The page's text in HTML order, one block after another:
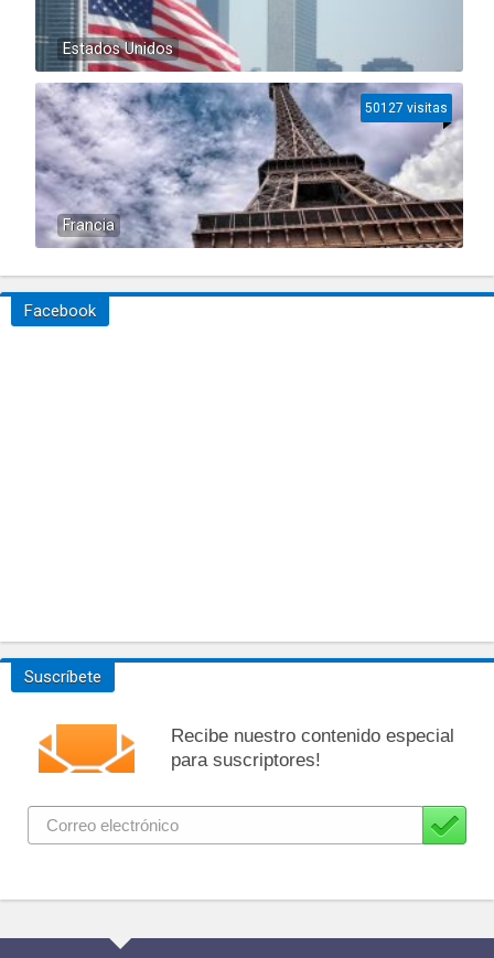
Estados Unidos
Francia
50127 visitas
Facebook
Suscríbete
Recibe nuestro contenido especial
para suscriptores!